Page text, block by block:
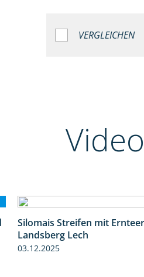
VERGLEICHEN
Video
Silomais Streifen mit
Landsberg Lech
03.12.2025